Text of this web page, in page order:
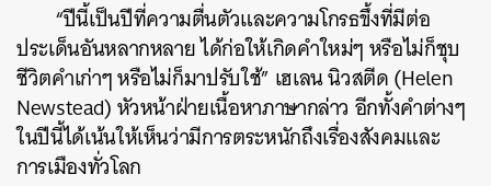
“ปีนี้เป็นปีที่ความตื่นตัวและความโกรธขึ้งที่มีต่อ
ประเด็นอันหลากหลาย ได้ก่อให้เกิดคำใหม่ๆ หรือไม่ก็ชุบ
ชีวิตคำเก่าๆ หรือไม่ก็มาปรับใช้” เฮเลน นิวสตีด (Helen
Newstead) หัวหน้าฝ่ายเนื้อหาภาษากล่าว อีกทั้งคำต่างๆ
ในปีนี้ได้เน้นให้เห็นว่ามีการตระหนักถึงเรื่องสังคมและ
การเมืองทั่วโลก
SHARE TWEET LINE EMAIL